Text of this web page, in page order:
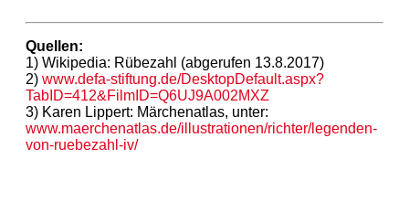
Quellen:
1) Wikipedia: Rübezahl (abgerufen 13.8.2017)
2) www.defa-stiftung.de/DesktopDefault.aspx?
TabID=412&FilmID=Q6UJ9A002MXZ
3) Karen Lippert: Märchenatlas, unter:
www.maerchenatlas.de/illustrationen/richter/legenden-
von-ruebezahl-iv/